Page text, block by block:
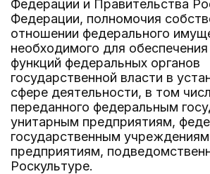
Федерации и Правительства
Федерации, полномочия
отношении федерального
необходимого для
функций федеральных органов
государственной власти в
сфере деятельности, в том
переданного федеральным
унитарным предприятиям,
государственным
предприятиям,
Роскультуре.